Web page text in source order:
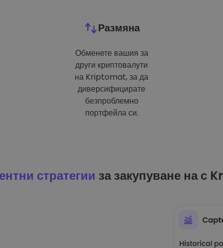
Размяна
Обменете вашия за
други криптовалути
на Kriptomat, за да
диверсифицирате
безпроблемно
портфейла си.
стратегии за закупуване на с